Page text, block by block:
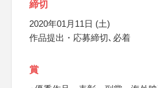
締切
2020年01月11日 (土)
作品提出・応募締切､必着
賞